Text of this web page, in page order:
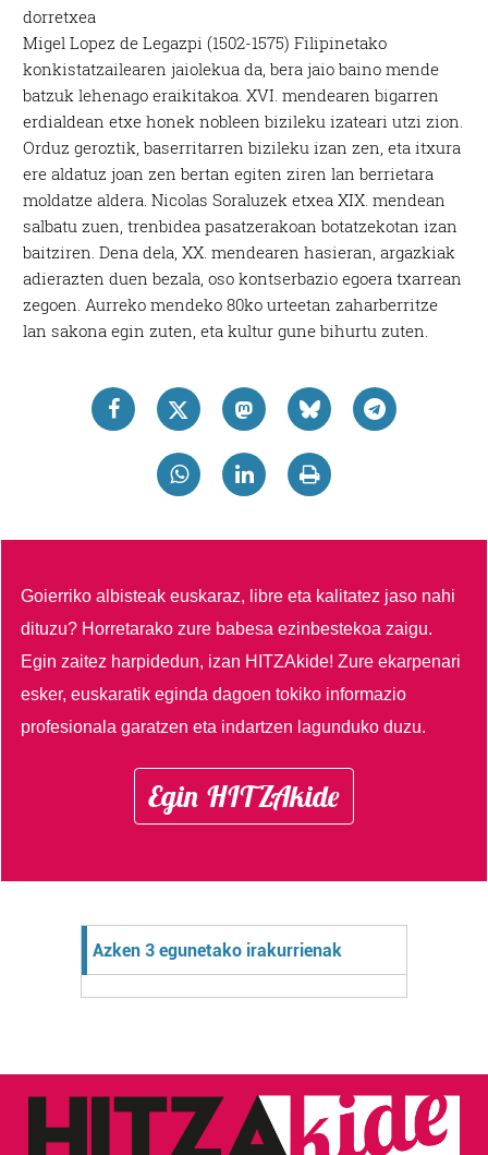
dorretxea
Migel Lopez de Legazpi (1502-1575) Filipinetako
konkistatzailearen jaiolekua da, bera jaio baino mende
batzuk lehenago eraikitakoa. XVI. mendearen bigarren
erdialdean etxe honek nobleen bizileku izateari utzi zion.
Orduz geroztik, baserritarren bizileku izan zen, eta itxura
ere aldatuz joan zen bertan egiten ziren lan berrietara
moldatze aldera. Nicolas Soraluzek etxea XIX. mendean
salbatu zuen, trenbidea pasatzerakoan botatzekotan izan
baitziren. Dena dela, XX. mendearen hasieran, argazkiak
adierazten duen bezala, oso kontserbazio egoera txarrean
zegoen. Aurreko mendeko 80ko urteetan zaharberritze
lan sakona egin zuten, eta kultur gune bihurtu zuten.
Goierriko albisteak euskaraz, libre eta kalitatez jaso nahi
dituzu? Horretarako zure babesa ezinbestekoa zaigu.
Egin zaitez harpidedun, izan HITZAkide!Zure ekarpenari
esker, euskaratik eginda dagoen tokiko informazio
profesionala garatzen eta indartzen lagunduko duzu.
Egin HITZAkide
Azken 3 egunetako irakurrienak